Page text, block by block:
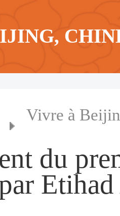
Vivre à
du